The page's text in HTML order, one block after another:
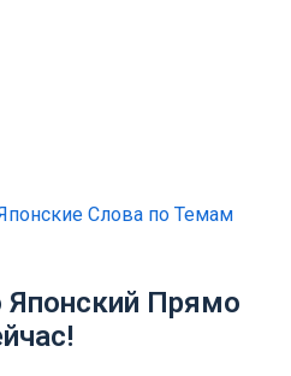
Слова по Темам
Японский Прямо